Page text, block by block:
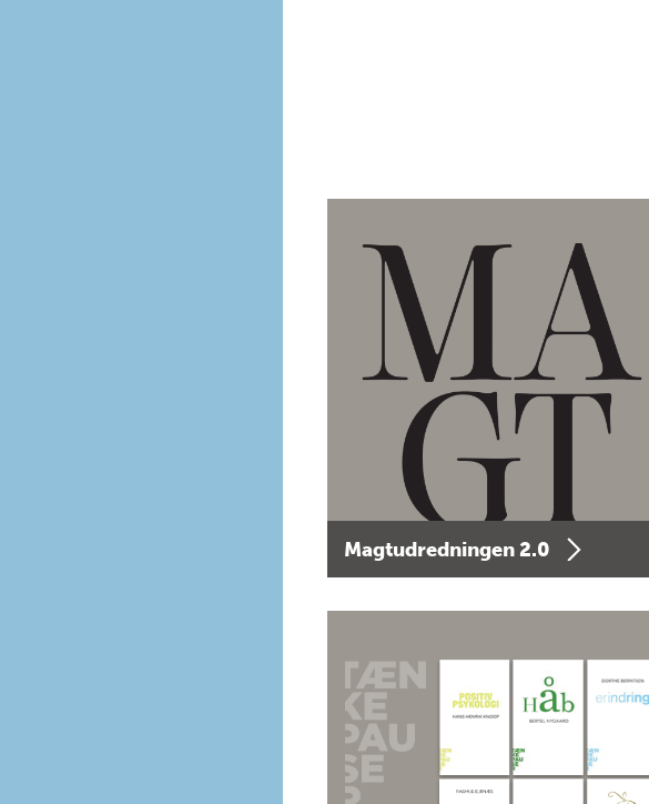
Magtudredningen 2.0